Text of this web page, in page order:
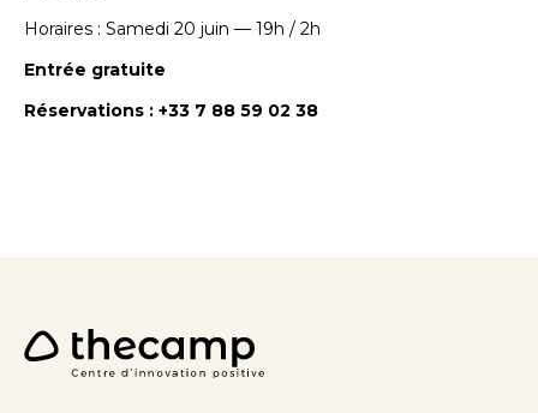
Horaires : Samedi 20 juin — 19h / 2h
Entrée gratuite
Réservations : +33 7 88 59 02 38